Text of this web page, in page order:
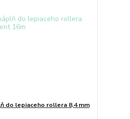
do lepiaceho rollera 8,4 mm